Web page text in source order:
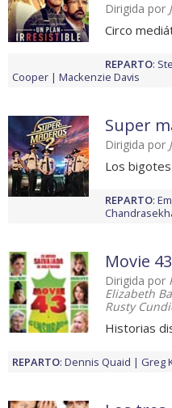
Dirigida por
Circo
REPARTO:
Cooper
Mackenzie Davis
Super
Dirigida por
Los
REPARTO:
Movie 43
Dirigida por
Elizabeth
Rusty
Historias
REPARTO: Dennis Quaid Greg